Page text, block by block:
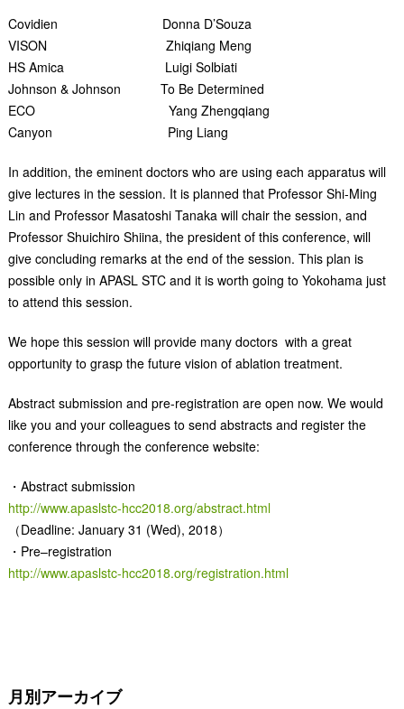
Covidien Donna D’Souza
VISON Zhiqiang Meng
HS Amica Luigi Solbiati
Johnson & Johnson To Be Determined
ECO Yang Zhengqiang
Canyon Ping Liang
In addition, the eminent doctors who are using each apparatus will
give lectures in the session. It is planned that Professor Shi-Ming
Lin and Professor Masatoshi Tanaka will chair the session, and
Professor Shuichiro Shiina, the president of this conference, will
give concluding remarks at the end of the session. This plan is
possible only in APASL STC and it is worth going to Yokohama just
to attend this session.
We hope this session will provide many doctors with a great
opportunity to grasp the future vision of ablation treatment.
Abstract submission and pre-registration are open now. We would
like you and your colleagues to send abstracts and register the
conference through the conference website:
・Abstract submission
http://www.apaslstc-hcc2018.org/abstract.html
（Deadline: January 31 (Wed), 2018）
・Pre–registration
http://www.apaslstc-hcc2018.org/registration.html
月別アーカイブ